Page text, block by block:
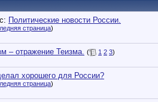
Политические новости России.
страница)
– отражение Теизма. ( 1 2 3)
хорошего для России?
страница)